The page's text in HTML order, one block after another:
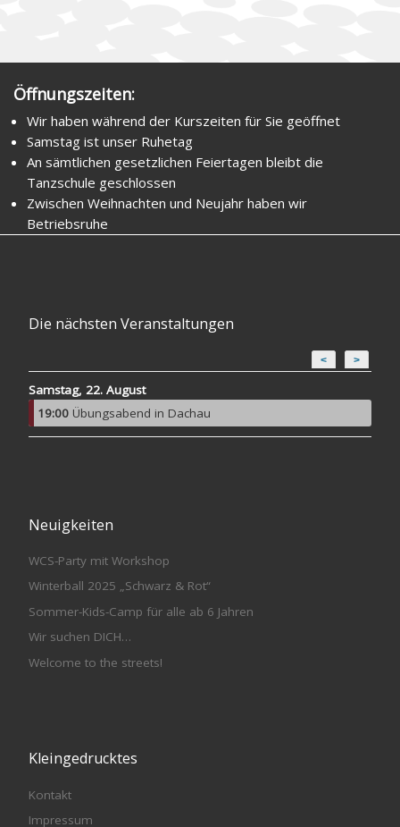
Öffnungszeiten:
Wir haben während der Kurszeiten für Sie geöffnet
Samstag ist unser Ruhetag
An sämtlichen gesetzlichen Feiertagen bleibt die
Tanzschule geschlossen
Zwischen Weihnachten und Neujahr haben wir
Betriebsruhe
Die nächsten Veranstaltungen
< >
Samstag, 22. August
19:00 Übungsabend in Dachau
Neuigkeiten
WCS-Party mit Workshop
Winterball 2025 „Schwarz & Rot“
Sommer-Kids-Camp für alle ab 6 Jahren
Wir suchen DICH…
Welcome to the streets!
Kleingedrucktes
Kontakt
Impressum